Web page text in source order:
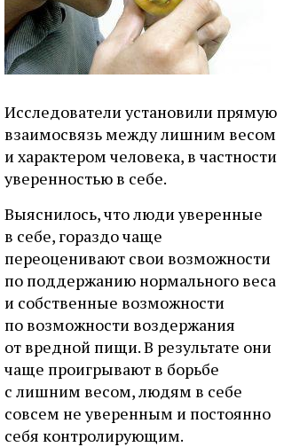
Исследователи установили прямую
взаимосвязь между лишним весом
и характером человека, в частности
уверенностью в себе.
Выяснилось, что люди уверенные
в себе, гораздо чаще
переоценивают свои возможности
по поддержанию нормального веса
и собственные возможности
по возможности воздержания
от вредной пищи. В результате они
чаще проигрывают в борьбе
с лишним весом, людям в себе
совсем не уверенным и постоянно
себя контролирующим.